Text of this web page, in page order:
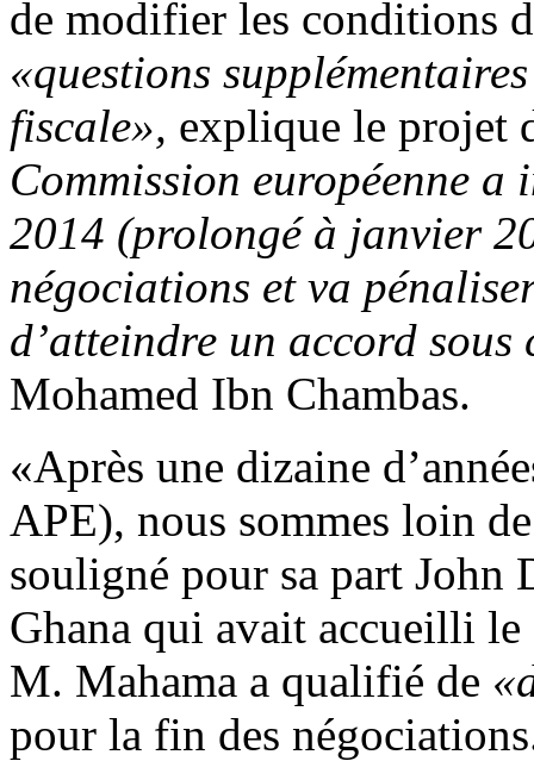
de modifier les conditions
«questions
fiscale», explique le projet
Commission européenne
2014 (prolongé à janvier
négociations et va
d’atteindre un accord sous
Mohamed Ibn Chambas.
«Après une dizaine
APE), nous sommes loin
souligné pour sa part John
Ghana qui avait accueilli
M. Mahama a qualifié de
pour la fin des